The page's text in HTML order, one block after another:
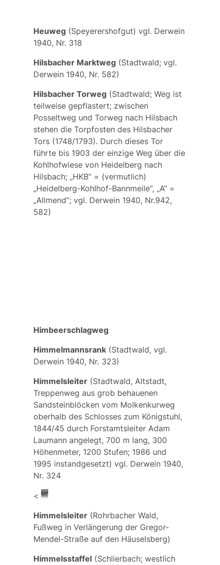
Heuweg(Speyerershofgut) vgl. Derwein
1940, Nr. 318
Hilsbacher Marktweg(Stadtwald; vgl.
Derwein 1940, Nr. 582)
Hilsbacher Torweg(Stadtwald; Weg ist
teilweise gepflastert; zwischen
Posseltweg und Torweg nach Hilsbach
stehen die Torpfosten des Hilsbacher
Tors(1748/1793). Durch dieses Tor
führte bis 1903 der einzige Weg über die
Kohlhofwiese von Heidelberg nach
Hilsbach; „HKB“ = (vermutlich)
„Heidelberg-Kohlhof-Bannmeile“, „A“ =
„Allmend“; vgl. Derwein 1940, Nr.942,
582)
Himbeerschlagweg
Himmelmannsrank(Stadtwald, vgl.
Derwein 1940, Nr. 323)
Himmelsleiter(Stadtwald, Altstadt,
Treppenweg aus grob behauenen
Sandsteinblöcken vom Molkenkurweg
oberhalb des Schlosses zum Königstuhl,
1844/45 durch Forstamtsleiter Adam
Laumannangelegt, 700 m lang, 300
Höhenmeter, 1200 Stufen; 1986 und
1995 instandgesetzt) vgl. Derwein 1940,
Nr. 324
<
Himmelsleiter(Rohrbacher Wald,
Fußweg in Verlängerung der Gregor-
Mendel-Straße auf den Häuselsberg)
Himmelsstaffel(Schlierbach; westlich